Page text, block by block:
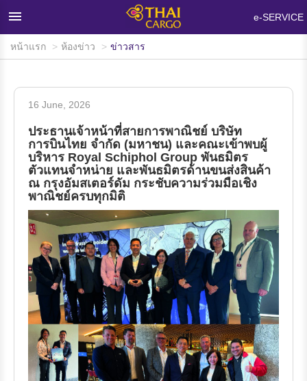
×
หน้าแรก
เครือข่ายและอุปกรณ์บรรทุกสินค้า
ห้องข่าว
ข้อมูลสนับสนุน
คำถามที่พบบ่อย
เกี่ยวกับไทยคาร์โก้
ติดต่อเรา
สนใจใช้บริการ
e-SERVICE
หน้าแรก ห้องข่าว ข่าวสาร
16 June, 2026
ประธานเจ้าหน้าที่สายการพาณิชย์ บริษัท
การบินไทย จำกัด (มหาชน) และคณะเข้าพบผู้
บริหาร Royal Schiphol Group พันธมิตร
ตัวแทนจำหน่าย และพันธมิตรด้านขนส่งสินค้า
ณ กรุงอัมสเตอร์ดัม กระชับความร่วมมือเชิง
พาณิชย์ครบทุกมิติ